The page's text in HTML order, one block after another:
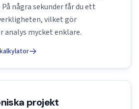
några sekunder får du ett
vilket gör
analys mycket enklare.
projekt